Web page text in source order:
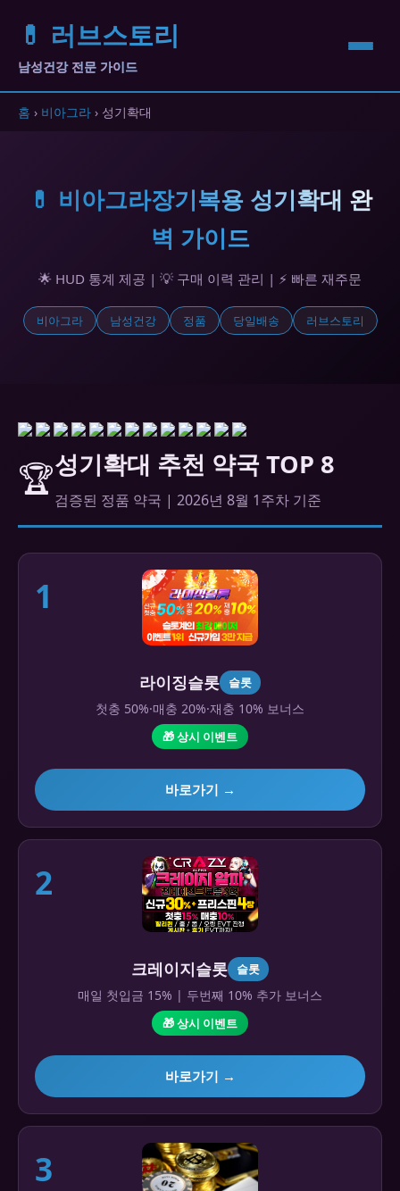
💊 러브스토리
남성건강 전문 가이드
홈 › 비아그라 › 성기확대
💊 비아그라장기복용 성기확대 완
벽 가이드
🌟 HUD 통계 제공 | 💡 구매 이력 관리 | ⚡ 빠른 재주문
비아그라 남성건강 정품 당일배송 러브스토리
🏆성기확대 추천 약국 TOP 8
검증된 정품 약국 | 2026년 8월 1주차 기준
1
라이징슬롯 슬롯
첫충 50%·매충 20%·재충 10% 보너스
🎁 상시 이벤트
바로가기 →
2
크레이지슬롯 슬롯
매일 첫입금 15% | 두번째 10% 추가 보너스
🎁 상시 이벤트
바로가기 →
3